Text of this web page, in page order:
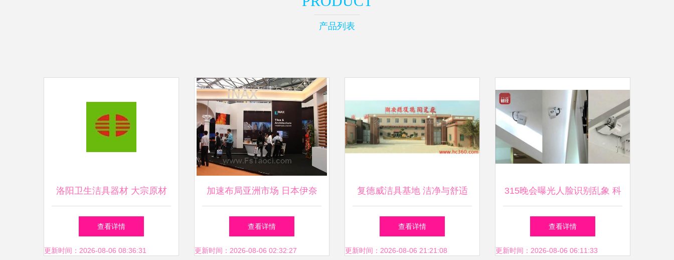
产品列表
洛阳卫生洁具器材 大宗原材
料线上供应链的优选起航地
查看详情
更新时间：2026-08-06 08:36:31
加速布局亚洲市场 日本伊奈
公司在越南和中国设立新厂，
拓展卫生洁具销售版图
查看详情
更新时间：2026-08-06 02:32:27
复德威洁具基地 洁净与舒适
的完美结合
查看详情
更新时间：2026-08-06 21:21:08
315晚会曝光人脸识别乱象 科
勒卫浴全国门店均安装，个人
卫生用品销售隐私堪忧
查看详情
更新时间：2026-08-06 06:11:33